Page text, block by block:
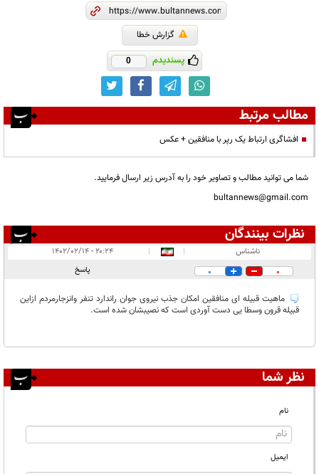
گزارش خطا
پسندیدم 0
مطالب مرتبط
افشاگری ارتباط یک رپر با منافقین + عکس
شما می توانید مطالب و تصاویر خود را به آدرس زیر ارسال فرمایید.
bultannews@gmail.com
نظرات بینندگان
در انتظار بررسی:
ناشناس |
|
۲۰:۲۴ - ۱۴۰۲/۰۲/۱۴
0
0 پاسخ
ماهیت قبیله ای منافقین امکان جذب نیروی جوان راندارد تنفر وانزجارمردم ازاین
قبیله قرون وسطا یی دست آوردی است که نصیبشان شده است.
نظر شما
نام
ایمیل